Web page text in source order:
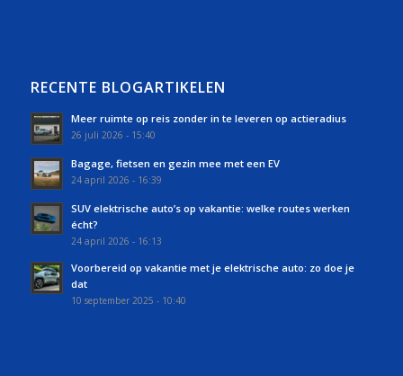
RECENTE BLOGARTIKELEN
Meer ruimte op reis zonder in te leveren op actieradius
26 juli 2026 - 15:40
Bagage, fietsen en gezin mee met een EV
24 april 2026 - 16:39
SUV elektrische auto’s op vakantie: welke routes werken
écht?
24 april 2026 - 16:13
Voorbereid op vakantie met je elektrische auto: zo doe je
dat
10 september 2025 - 10:40